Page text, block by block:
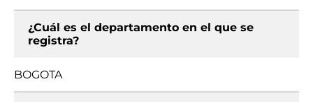
¿Cuál es el departamento en el que se
registra?
BOGOTA